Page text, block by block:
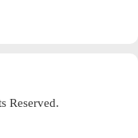
Reserved.